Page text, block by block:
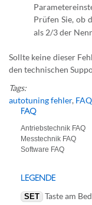
Prüfen Sie, ob
als 2/3 der
Sollte keine dieser
den technischen
Tags:
autotuning fehler,
FAQ
Antriebstechnik FAQ
Messtechnik FAQ
Software FAQ
LEGENDE
SET Taste am